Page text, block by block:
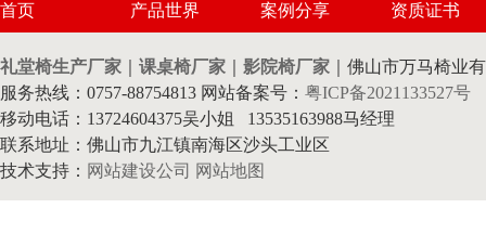
首页 产品世界 案例分享 资质证书
礼堂椅生产厂家 课桌椅厂家 影院椅厂家 ｜佛山市万马椅业
服务热线：0757-88754813 网站备案号： 粤ICP备2021133527号
移动电话：13724604375吴小姐 13535163988马经理
联系地址：佛山市九江镇南海区沙头工业区
技术支持： 网站建设公司 网站地图